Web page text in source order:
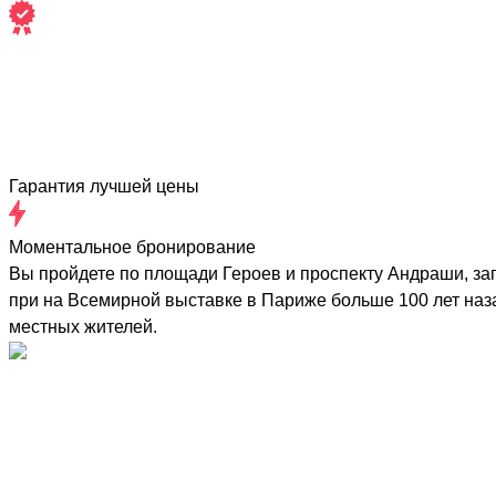
Гарантия лучшей цены
Моментальное бронирование
Вы пройдете по площади Героев и проспекту Андраши,
при на Всемирной выставке в Париже больше 100 лет
местных жителей.